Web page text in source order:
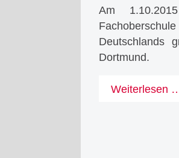
Am
Deutschlands
Dortmund.
Weiterlesen